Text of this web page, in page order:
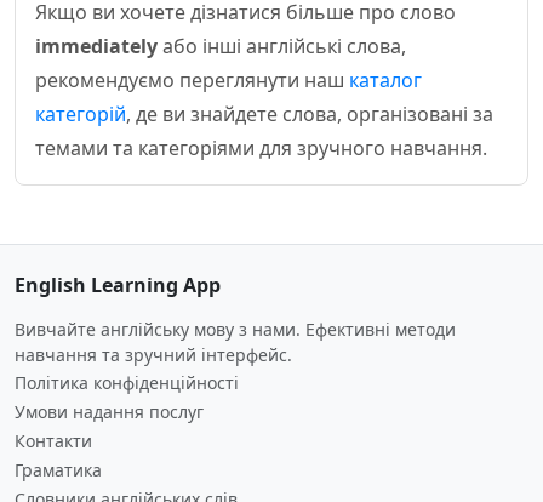
Якщо ви хочете дізнатися більше про слово
immediatelyабо інші англійські слова,
рекомендуємо переглянути наш каталог
категорій, де ви знайдете слова, організовані за
темами та категоріями для зручного навчання.
English Learning App
Вивчайте англійську мову з нами. Ефективні методи
навчання та зручний інтерфейс.
Політика конфіденційності
Умови надання послуг
Контакти
Граматика